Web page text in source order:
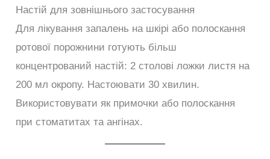
Настій для зовнішнього застосування
Для лікування запалень на шкірі або полоскання
ротової порожнини готують більш
концентрований настій: 2 столові ложки листя на
200 мл окропу. Настоювати 30 хвилин.
Використовувати як примочки або полоскання
при стоматитах та ангінах.